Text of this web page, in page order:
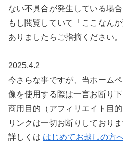
ない不具合が発生している場合
もし閲覧していて「ここなん
ありましたらご指摘ください。
2025.4.2
今さらな事ですが、当ホーム
像を使用する際は一言お断り下
商用目的（アフィリエイト目
リンクは一切お断りしておりま
詳しくは はじめてお越しの方